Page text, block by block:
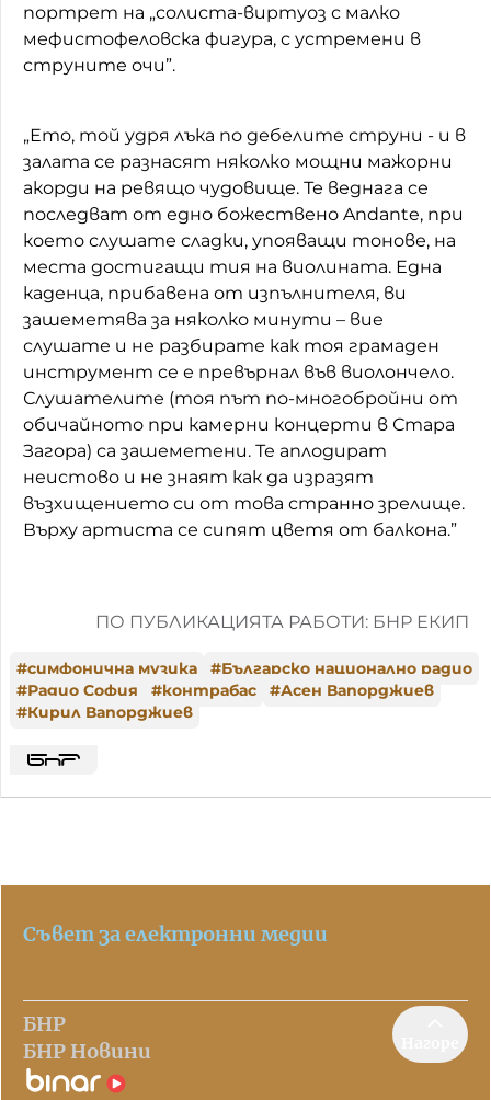
портрет на „солиста-виртуоз с малко
мефистофеловска фигура, с устремени в
струните очи”.
„Ето, той удря лъка по дебелите струни - и в
залата се разнасят няколко мощни мажорни
акорди на ревящо чудовище. Те веднага се
последват от едно божествено Andante, при
което слушате сладки, упояващи тонове, на
места достигащи тия на виолината. Една
каденца, прибавена от изпълнителя, ви
зашеметява за няколко минути – вие
слушате и не разбирате как тоя грамаден
инструмент се е превърнал във виолончело.
Слушателите (тоя път по-многобройни от
обичайното при камерни концерти в Стара
Загора) са зашеметени. Те аплодират
неистово и не знаят как да изразят
възхищението си от това странно зрелище.
Върху артиста се сипят цветя от балкона.”
ПО ПУБЛИКАЦИЯТА РАБОТИ: БНР ЕКИП
#симфонична музика #Българско национално радио
#Радио София #контрабас #Асен Вапорджиев
#Кирил Вапорджиев
Съвет за електронни медии
БНР
БНР Новини